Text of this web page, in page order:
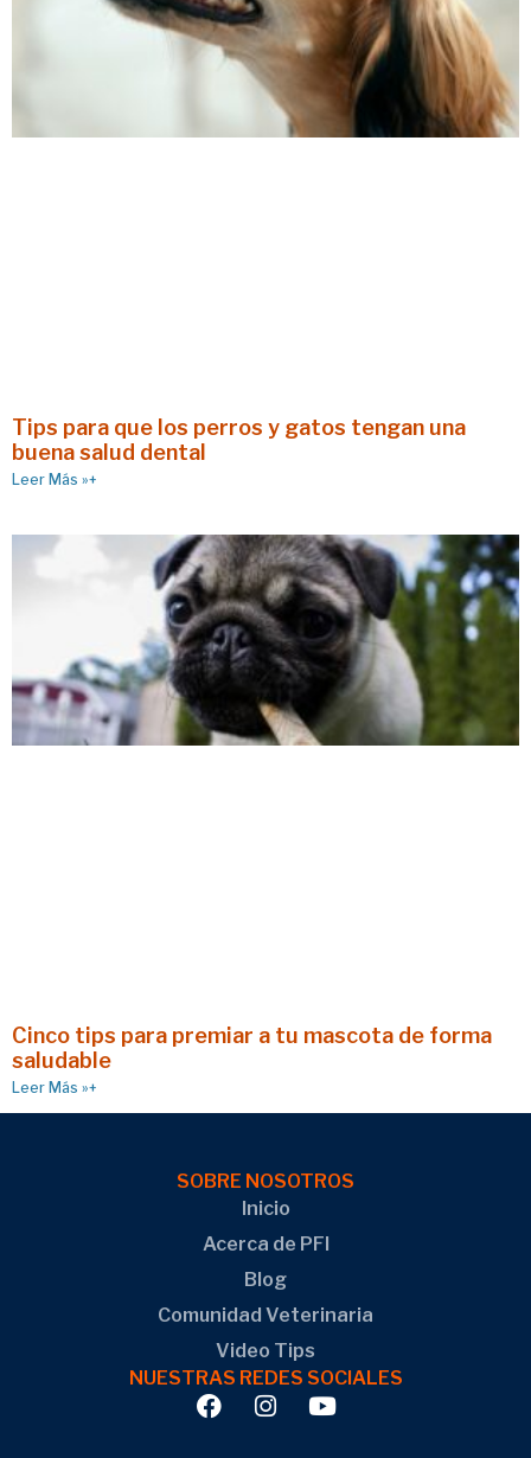
Tips para que los perros y gatos tengan una
buena salud dental
Leer Más »+
Cinco tips para premiar a tu mascota de forma
saludable
Leer Más »+
SOBRE NOSOTROS
Inicio
Acerca de PFI
Blog
Comunidad Veterinaria
Video Tips
NUESTRAS REDES SOCIALES